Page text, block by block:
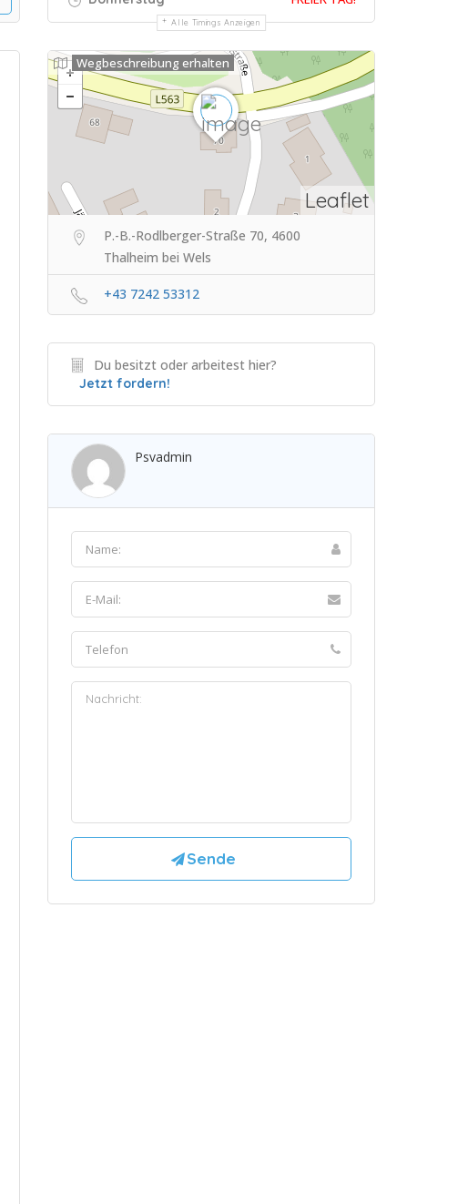
Alle Timings Anzeigen
Leaflet
Wegbeschreibung erhalten
P.-B.-Rodlberger-Straße 70, 4600
Thalheim bei Wels
+43 7242 53312
Du besitzt oder arbeitest hier?
Jetzt fordern!
Psvadmin